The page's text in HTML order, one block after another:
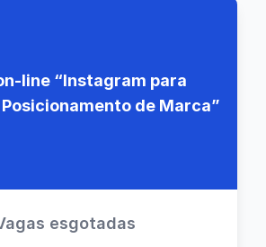
line “Instagram para
de Marca”
esgotadas